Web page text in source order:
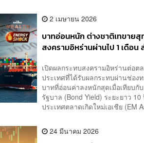
2 เมษายน 2026
บาทอ่อนหนัก ต่างชาติเทขาย
สงครามอิหร่านผ่านไป 1 เดือ
เปิดผลกระทบสงครามอิหร่านต่อต
ประเทศที่ได้รับผลกระทบผ่านช่อง
บาทที่อ่อนค่าลงหนักสุดเมื่อเทียบกั
รัฐบาล (Bond Yield) ระยะยาว
ประเทศตลาดเกิดใหม่เอเชีย (EM
24 มีนาคม 2026